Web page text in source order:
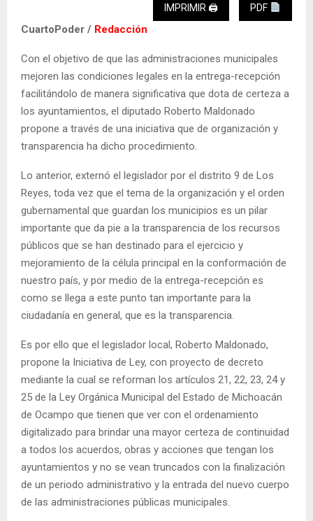
IMPRIMIR 🖨 PDF
CuartoPoder / Redacción
Con el objetivo de que las administraciones municipales
mejoren las condiciones legales en la entrega-recepción
facilitándolo de manera significativa que dota de certeza a
los ayuntamientos, el diputado Roberto Maldonado
propone a través de una iniciativa que de organización y
transparencia ha dicho procedimiento.
Lo anterior, externó el legislador por el distrito 9 de Los
Reyes, toda vez que el tema de la organización y el orden
gubernamental que guardan los municipios es un pilar
importante que da pie a la transparencia de los recursos
públicos que se han destinado para el ejercicio y
mejoramiento de la célula principal en la conformación de
nuestro país, y por medio de la entrega-recepción es
como se llega a este punto tan importante para la
ciudadanía en general, que es la transparencia.
Es por ello que el legislador local, Roberto Maldonado,
propone la Iniciativa de Ley, con proyecto de decreto
mediante la cual se reforman los artículos 21, 22, 23, 24 y
25 de la Ley Orgánica Municipal del Estado de Michoacán
de Ocampo que tienen que ver con el ordenamiento
digitalizado para brindar una mayor certeza de continuidad
a todos los acuerdos, obras y acciones que tengan los
ayuntamientos y no se vean truncados con la finalización
de un periodo administrativo y la entrada del nuevo cuerpo
de las administraciones públicas municipales.